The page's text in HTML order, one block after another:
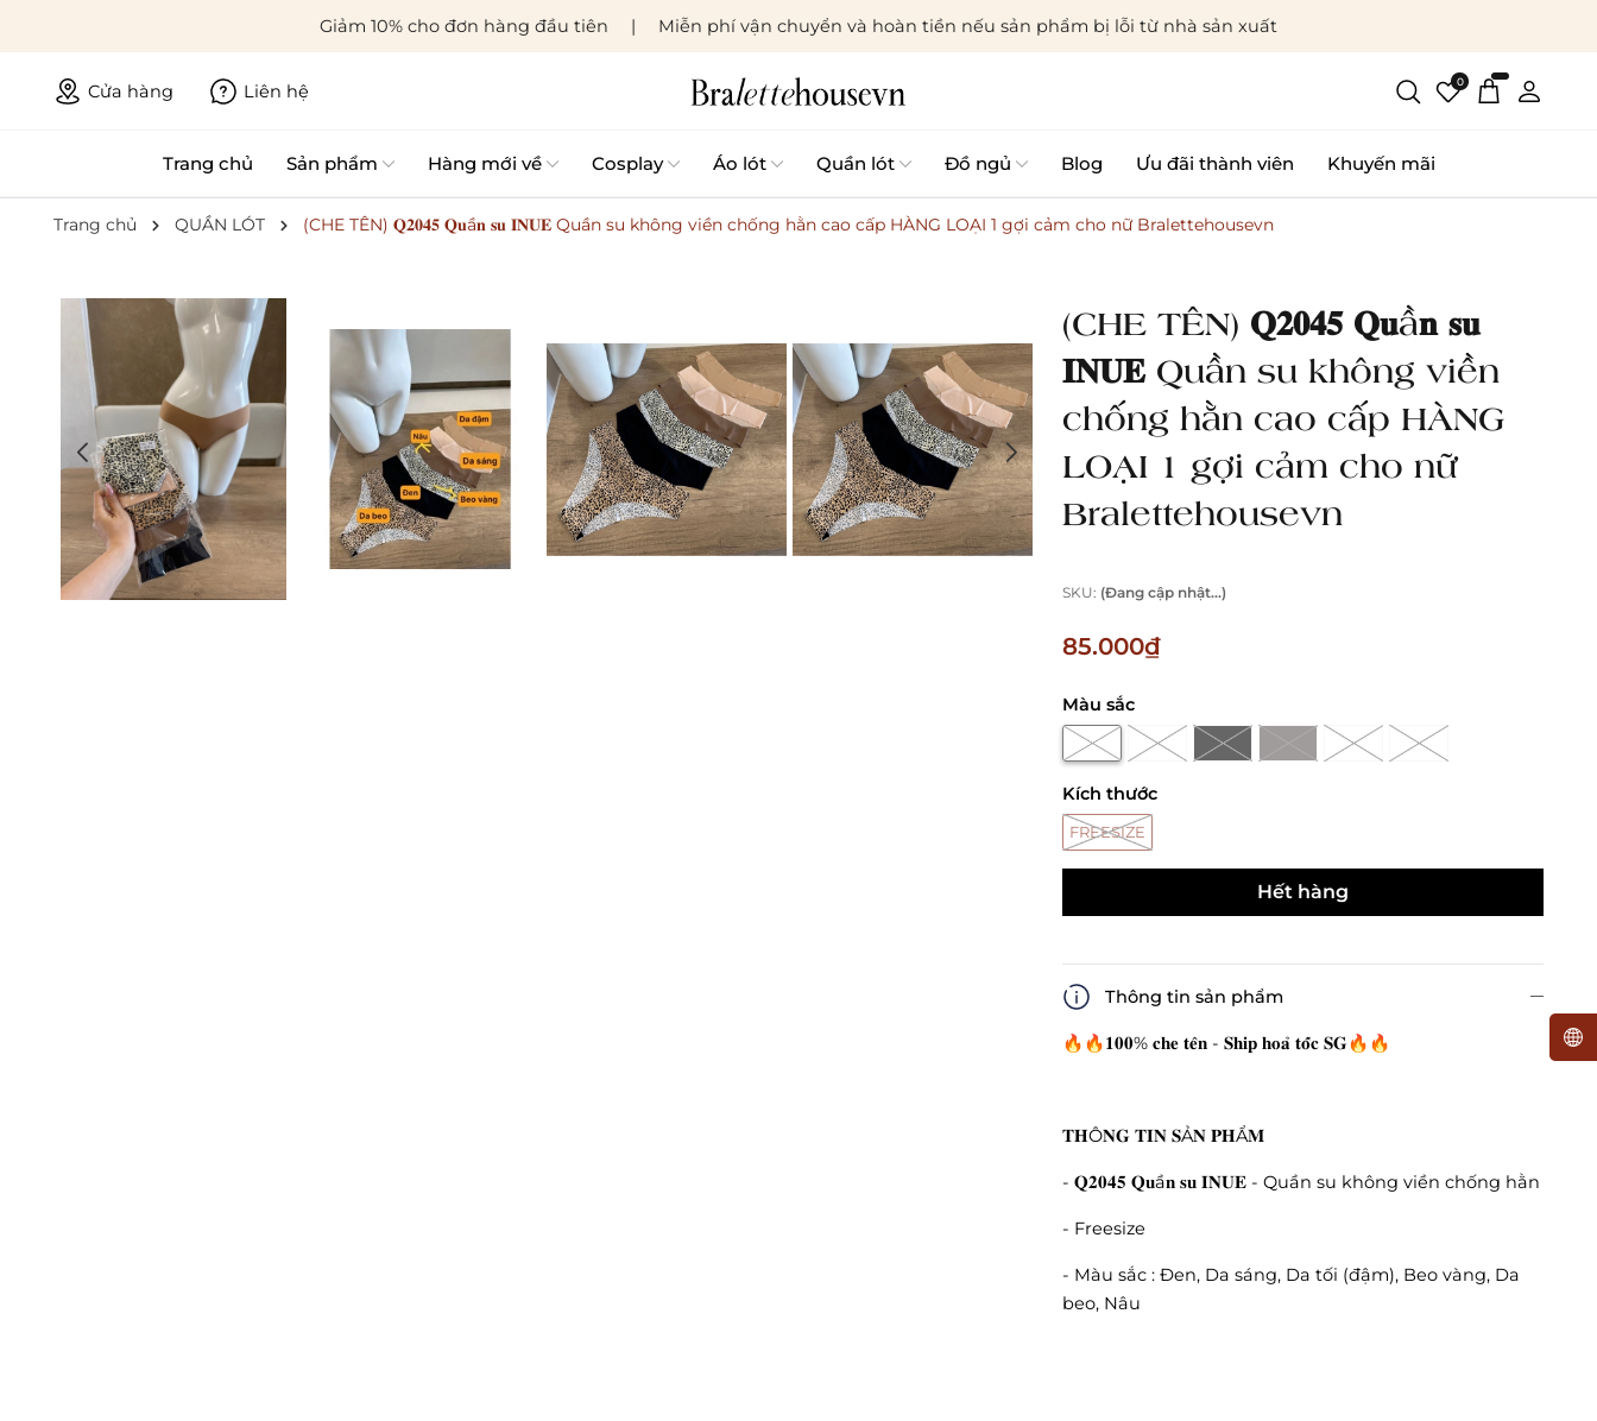
Giảm 10% cho đơn hàng đầu tiên Miễn phí vận chuyển và hoàn tiền nếu sản phẩm bị lỗi từ nhà sản xuất
Cửa hàng Liên hệ 0
Trang chủ Sản phẩm Hàng mới về Cosplay Áo lót Quần lót Đồ ngủ Blog Ưu đãi thành viên Khuyến mãi
Trang chủ QUẦN LÓT (CHE TÊN) 𝐐𝟐𝟎𝟒𝟓 𝐐𝐮ầ𝐧 𝐬𝐮 𝐈𝐍𝐔𝐄 Quần su không viền chống hằn cao cấp HÀNG LOẠI 1 gợi cảm cho nữ Bralettehousevn
(CHE TÊN) 𝐐𝟐𝟎𝟒𝟓 𝐐𝐮ầ𝐧 𝐬𝐮
𝐈𝐍𝐔𝐄 Quần su không viền
chống hằn cao cấp HÀNG
LOẠI 1 gợi cảm cho nữ
Bralettehousevn
SKU: (Đang cập nhật...)
85.000₫
Màu sắc
Kích thước
FREESIZE
Hết hàng
Thông tin sản phẩm
🔥🔥𝟏𝟎𝟎% 𝐜𝐡𝐞 𝐭𝐞̂𝐧 - 𝐒𝐡𝐢𝐩 𝐡𝐨𝐚̉ 𝐭𝐨̂́𝐜 𝐒𝐆🔥🔥
𝐓𝐇Ô𝐍𝐆 𝐓𝐈𝐍 𝐒Ả𝐍 𝐏𝐇Ẩ𝐌
- 𝐐𝟐𝟎𝟒𝟓 𝐐𝐮ầ𝐧 𝐬𝐮 𝐈𝐍𝐔𝐄 - Quần su không viền chống hằn
- Freesize
- Màu sắc : Đen, Da sáng, Da tối (đậm), Beo vàng, Da
beo, Nâu